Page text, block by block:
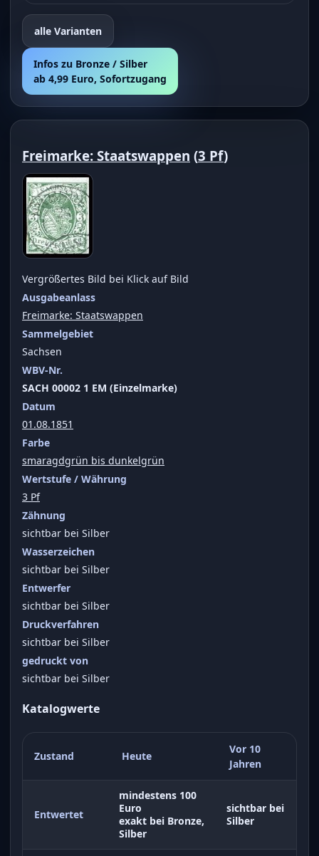
alle Varianten
Infos zu Bronze / Silber
ab 4,99 Euro, Sofortzugang
Freimarke: Staatswappen (3 Pf)
Vergrößertes Bild bei Klick auf Bild
Ausgabeanlass
Freimarke: Staatswappen
Sammelgebiet
Sachsen
WBV-Nr.
SACH 00002 1 EM (Einzelmarke)
Datum
01.08.1851
Farbe
smaragdgrün bis dunkelgrün
Wertstufe / Währung
3 Pf
Zähnung
sichtbar bei Silber
Wasserzeichen
sichtbar bei Silber
Entwerfer
sichtbar bei Silber
Druckverfahren
sichtbar bei Silber
gedruckt von
sichtbar bei Silber
Katalogwerte
Zustand Heute
Vor 10
Jahren
Entwertet
mindestens 100
Euro
exakt bei Bronze,
Silber
sichtbar bei
Silber